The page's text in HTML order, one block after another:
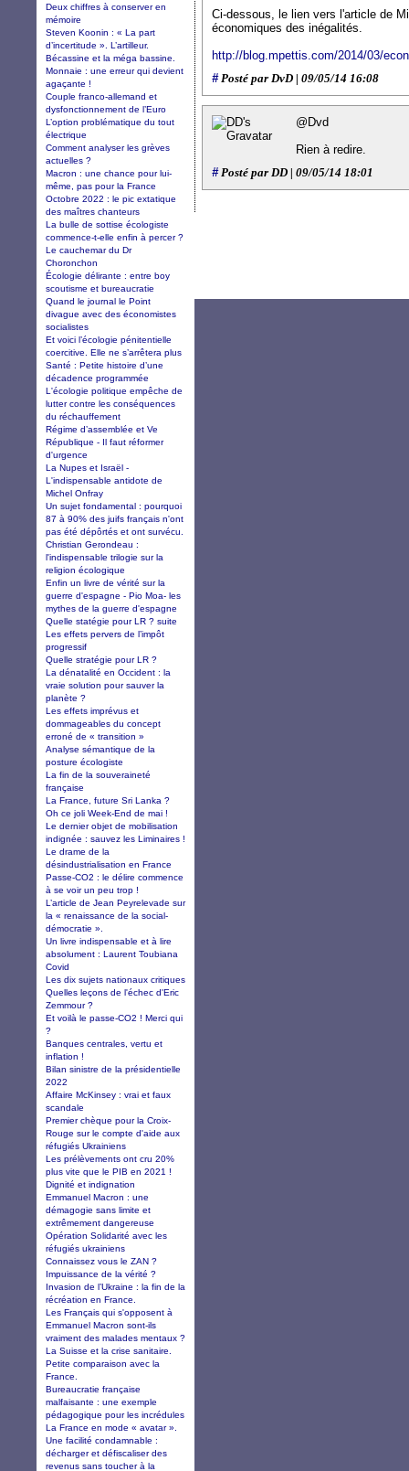
Ci-dessous, le lien vers l'article de
économiques des inégalités.
http://blog.mpettis.com/2014/03/
#Posté par DvD | 09/05/14 16:08
@Dvd
Rien à redire.
#Posté par DD | 09/05/14 18:01
Deux chiffres à conserver en
mémoire
Steven Koonin : « La part
d’incertitude ». L’artilleur.
Bécassine et la méga bassine.
Monnaie : une erreur qui devient
agaçante !
Couple franco-allemand et
dysfonctionnement de l’Euro
L’option problématique du tout
électrique
Comment analyser les grèves
actuelles ?
Macron : une chance pour lui-
même, pas pour la France
Octobre 2022 : le pic extatique
des maîtres chanteurs
La bulle de sottise écologiste
commence-t-elle enfin à percer ?
Le cauchemar du Dr
Choronchon
Écologie délirante : entre boy
scoutisme et bureaucratie
Quand le journal le Point
divague avec des économistes
socialistes
Et voici l’écologie pénitentielle
coercitive. Elle ne s’arrêtera plus
Santé : Petite histoire d’une
décadence programmée
L'écologie politique empêche de
lutter contre les conséquences
du réchauffement
Régime d’assemblée et Ve
République - Il faut réformer
d'urgence
La Nupes et Israël -
L'indispensable antidote de
Michel Onfray
Un sujet fondamental : pourquoi
87 à 90% des juifs français n'ont
pas été dépôrtés et ont survécu.
Christian Gerondeau :
l'indispensable trilogie sur la
religion écologique
Enfin un livre de vérité sur la
guerre d'espagne - Pio Moa- les
mythes de la guerre d'espagne
Quelle statégie pour LR ? suite
Les effets pervers de l’impôt
progressif
Quelle stratégie pour LR ?
La dénatalité en Occident : la
vraie solution pour sauver la
planète ?
Les effets imprévus et
dommageables du concept
erroné de « transition »
Analyse sémantique de la
posture écologiste
La fin de la souveraineté
française
La France, future Sri Lanka ?
Oh ce joli Week-End de mai !
Le dernier objet de mobilisation
indignée : sauvez les Liminaires !
Le drame de la
désindustrialisation en France
Passe-CO2 : le délire commence
à se voir un peu trop !
L’article de Jean Peyrelevade sur
la « renaissance de la social-
démocratie ».
Un livre indispensable et à lire
absolument : Laurent Toubiana
Covid
Les dix sujets nationaux critiques
Quelles leçons de l'échec d'Eric
Zemmour ?
Et voilà le passe-CO2 ! Merci qui
?
Banques centrales, vertu et
inflation !
Bilan sinistre de la présidentielle
2022
Affaire McKinsey : vrai et faux
scandale
Premier chèque pour la Croix-
Rouge sur le compte d'aide aux
réfugiés Ukrainiens
Les prélèvements ont cru 20%
plus vite que le PIB en 2021 !
Dignité et indignation
Emmanuel Macron : une
démagogie sans limite et
extrêmement dangereuse
Opération Solidarité avec les
réfugiés ukrainiens
Connaissez vous le ZAN ?
Impuissance de la vérité ?
Invasion de l’Ukraine : la fin de la
récréation en France.
Les Français qui s'opposent à
Emmanuel Macron sont-ils
vraiment des malades mentaux ?
La Suisse et la crise sanitaire.
Petite comparaison avec la
France.
Bureaucratie française
malfaisante : une exemple
pédagogique pour les incrédules
La France en mode « avatar ».
Une facilité condamnable :
décharger et défiscaliser des
revenus sans toucher à la